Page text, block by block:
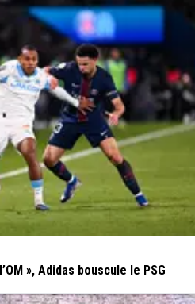
», Adidas bouscule le PSG